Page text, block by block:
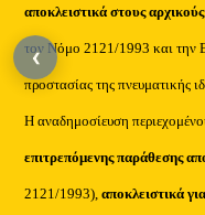
αποκλειστικά στους
τον Νόμο 2121/1993 και την
προστασίας της πνευματικής
Η αναδημοσίευση
επιτρεπόμενης παράθεσης
2121/1993), αποκλειστικά
‹